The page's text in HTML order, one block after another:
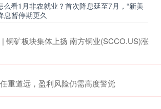
么看1月非农就业？首次降息延至7月，“新美
息暂停期更久
铜矿板块集体上扬 南方铜业(SCCO.US)涨
重道远，盈利风险仍需高度警觉